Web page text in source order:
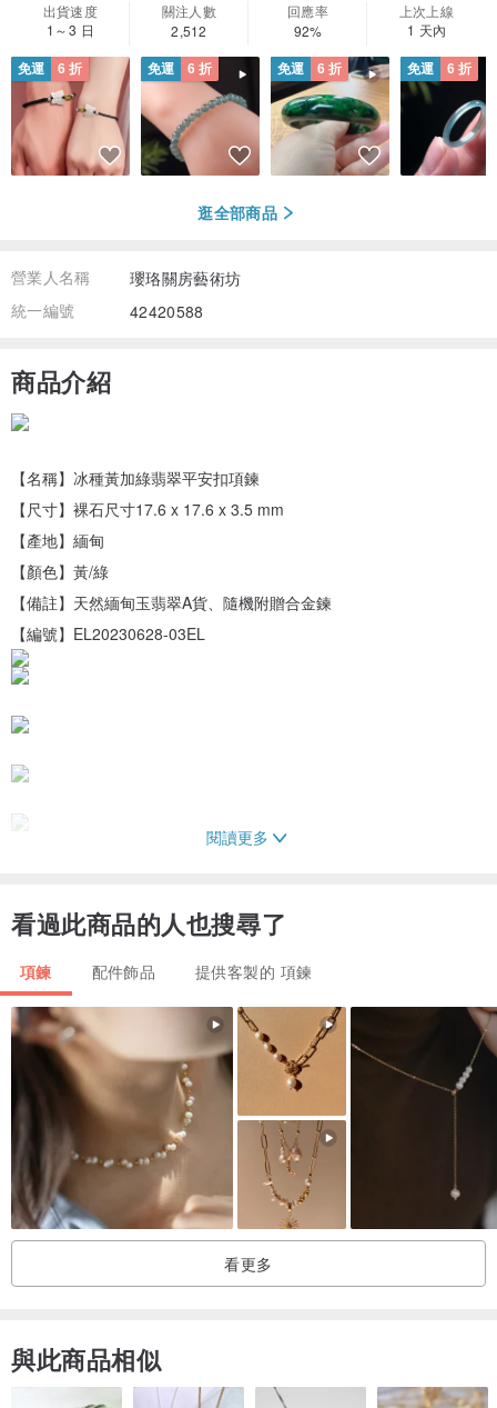
出貨速度
1～3 日
關注人數
2,512
回應率
92%
上次上線
1 天內
免運 6 折 免運 6 折 免運 6 折 免運 6 折
逛全部商品
營業人名稱
瓔珞關房藝術坊
統一編號
42420588
商品介紹
【名稱】冰種黃加綠翡翠平安扣項鍊
【尺寸】裸石尺寸17.6 x 17.6 x 3.5 mm
【產地】緬甸
【顏色】黃/綠
【備註】天然緬甸玉翡翠A貨、隨機附贈合金鍊
【編號】EL20230628-03EL
閱讀更多
看過此商品的人也搜尋了
項鍊 配件飾品 提供客製的 項鍊
看更多
與此商品相似